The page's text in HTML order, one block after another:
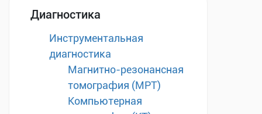
Диагностика
Инструментальная
диагностика
Магнитно-резонансная
томография (МРТ)
Компьютерная